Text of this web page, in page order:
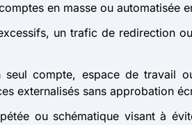
en masse ou automatisée
un trafic de redirection
compte, espace de travail
externalisés sans approbation
ou schématique visant à